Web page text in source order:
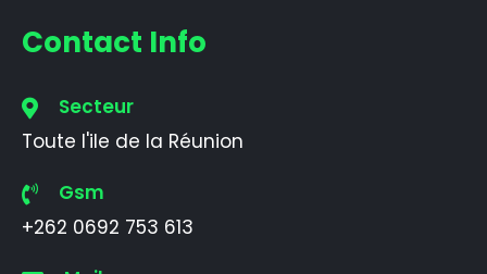
Contact Info
Secteur
Toute l'ile de la Réunion
Gsm
+262 0692 753 613